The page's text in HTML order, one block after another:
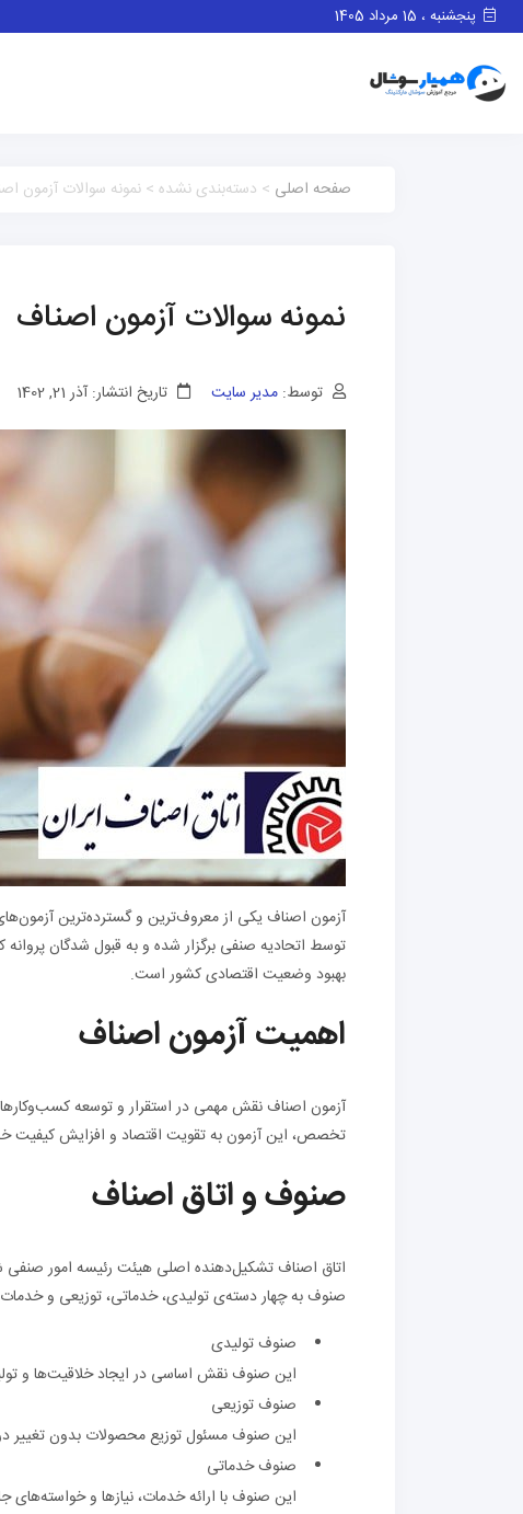
پنجشنبه ، 15 مرداد 1405
صفحه اصلی > دسته‌بندی نشده > نمونه سوالات آزمون
نمونه سوالات آزمون اصناف
توسط: مدیر سایت تاریخ انتشار: آذر 21, 1402
آزمون اصناف یکی از معروف‌ترین و گسترده‌ترین
توسط اتحادیه صنفی برگزار شده و به قبول شدگان
بهبود وضعیت اقتصادی کشور است.
اهمیت آزمون اصناف
آزمون اصناف نقش مهمی در استقرار و توسعه
تخصص، این آزمون به تقویت اقتصاد و افزایش کیفیت
صنوف و اتاق اصناف
اتاق اصناف تشکیل‌دهنده اصلی هیئت رئیسه امور
صنوف به چهار دسته‌ی تولیدی، خدماتی، توزیعی و
صنوف تولیدی
این صنوف نقش اساسی در ایجاد خلاقیت‌ها و
صنوف توزیعی
این صنوف مسئول توزیع محصولات بدون تغییر
صنوف خدماتی
این صنوف با ارائه خدمات، نیازها و خواسته‌های